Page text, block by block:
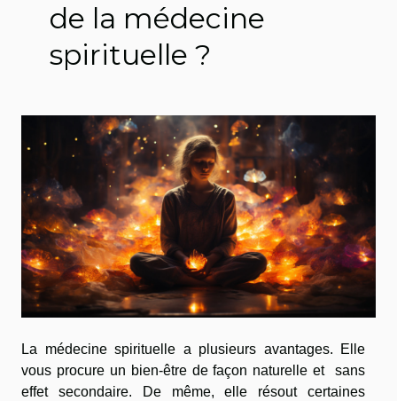
de la médecine
spirituelle ?
La médecine spirituelle a plusieurs avantages. Elle
vous procure un bien-être de façon naturelle et sans
effet secondaire. De même, elle résout certaines